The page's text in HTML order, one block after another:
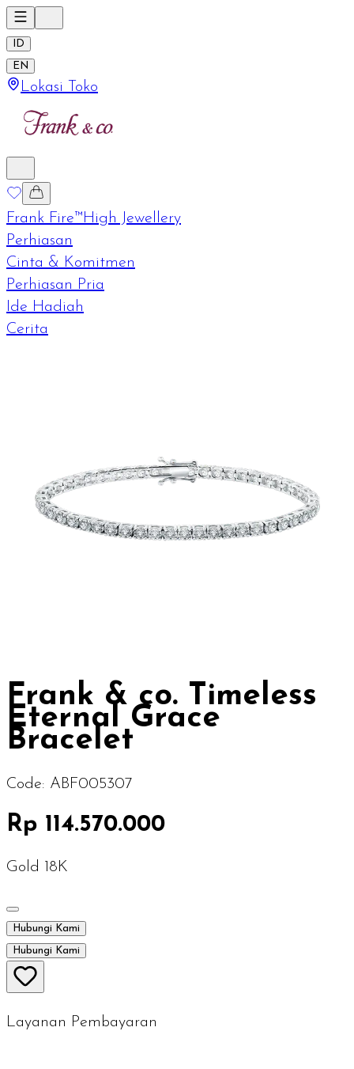
ID
EN
Lokasi Toko
Frank Fire™High Jewellery
Perhiasan
Cinta & Komitmen
Perhiasan Pria
Ide Hadiah
Cerita
Frank & co. Timeless
Eternal Grace
Bracelet
Code: ABF005307
Rp 114.570.000
Gold 18K
Hubungi Kami
Hubungi Kami
Layanan Pembayaran